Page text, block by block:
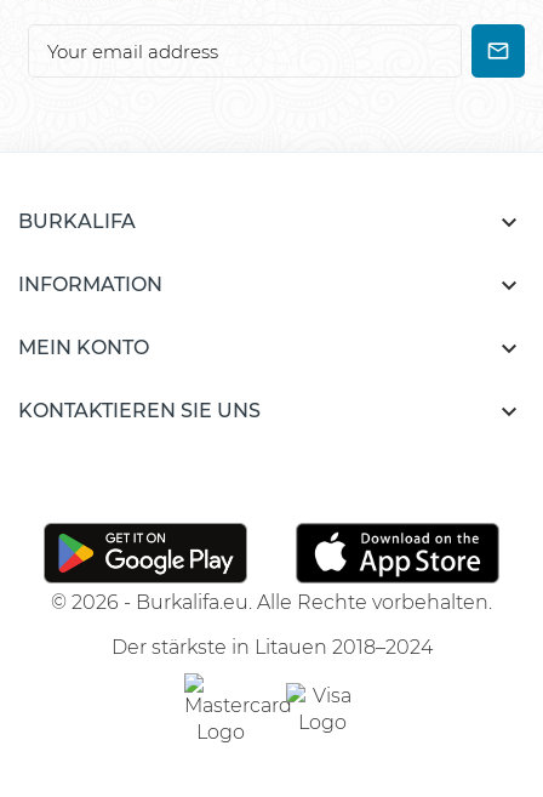
BURKALIFA 
INFORMATION 
MEIN KONTO 
KONTAKTIEREN SIE UNS 
© 2026 - Burkalifa.eu. Alle Rechte vorbehalten.
Der stärkste in Litauen 2018–2024